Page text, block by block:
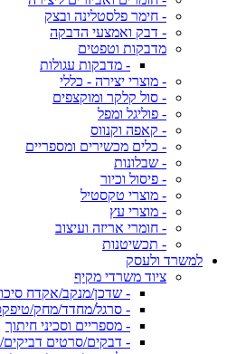
- חימר פלסטלינה ובצק
- דבק ואמצעי הדבקה
מדבקות וטפטים
- מדבקות עגולות
- מוצרי יצירה - כללי
- סול קלקר ומוקצפים
- פוליגל ומפל
- קאפה וקנווס
- כלים מכשירים ומספריים
- שבלונות
- פיסול וכיור
- מוצרי טקסטיל
- מוצרי עץ
- חומרי אריזה ועיצוב
- תכשיטנות
למשרד ולעסק
ציוד משרדי מקיף
- שדכן/מנקב/אקדח
- סרגל/מחדד/מחק/
- מספריים וסכיני חיתוך
- דבקים/סרטים דביקים/